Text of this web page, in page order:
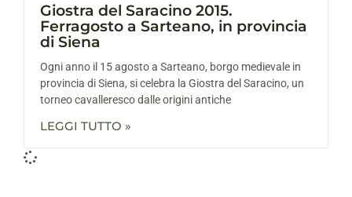
Giostra del Saracino 2015.
Ferragosto a Sarteano, in provincia
di Siena
Ogni anno il 15 agosto a Sarteano, borgo medievale in
provincia di Siena, si celebra la Giostra del Saracino, un
torneo cavalleresco dalle origini antiche
LEGGI TUTTO »